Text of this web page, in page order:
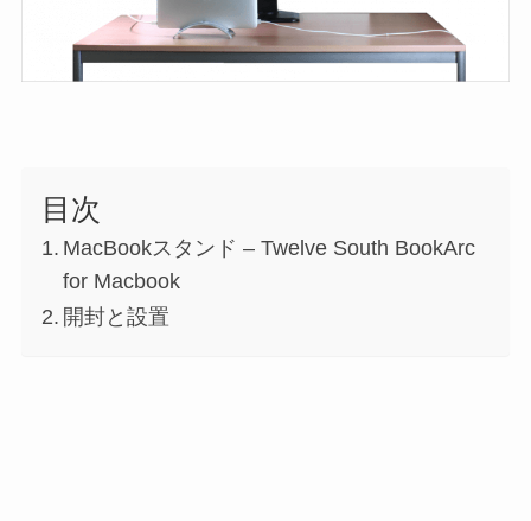
目次
MacBookスタンド – Twelve South BookArc
for Macbook
開封と設置